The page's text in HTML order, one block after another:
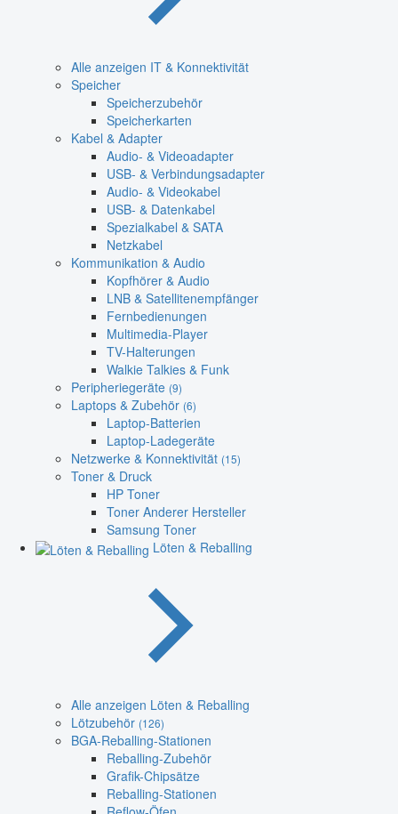
Alle anzeigen IT & Konnektivität
Speicher
Speicherzubehör
Speicherkarten
Kabel & Adapter
Audio- & Videoadapter
USB- & Verbindungsadapter
Audio- & Videokabel
USB- & Datenkabel
Spezialkabel & SATA
Netzkabel
Kommunikation & Audio
Kopfhörer & Audio
LNB & Satellitenempfänger
Fernbedienungen
Multimedia-Player
TV-Halterungen
Walkie Talkies & Funk
Peripheriegeräte (9)
Laptops & Zubehör (6)
Laptop-Batterien
Laptop-Ladegeräte
Netzwerke & Konnektivität (15)
Toner & Druck
HP Toner
Toner Anderer Hersteller
Samsung Toner
Löten & Reballing
Alle anzeigen Löten & Reballing
Lötzubehör (126)
BGA-Reballing-Stationen
Reballing-Zubehör
Grafik-Chipsätze
Reballing-Stationen